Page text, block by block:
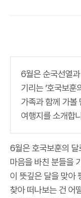
6월은 순국선열
기리는 ‘호국보훈
가족과 함께 가볼
여행지를 소개합
6월은 호국보훈의
마음을 바친 분들을
이 뜻깊은 달을 맞아
찾아 떠나보는 건 어